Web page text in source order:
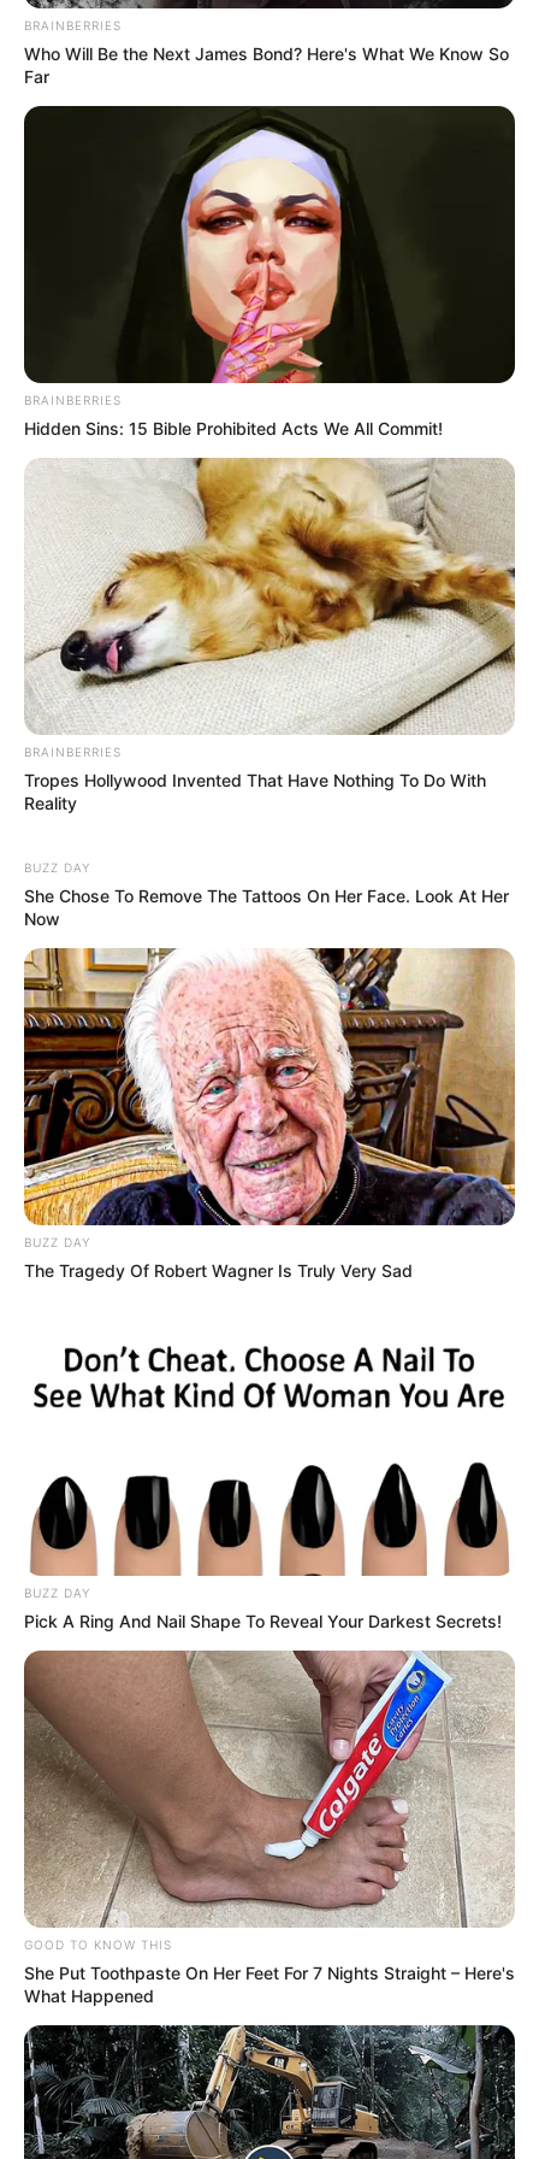
O texto foi aprovado no Senado em dezembro de 2025, com
relatório favorável do senador Flávio Arns (PSB-PR).
Durante a votação, Arns destacou:
“A medida não cria novas despesas, pois os valores já estariam
previstos no Orçamento”.
Reconhecimento ao trabalho dos servidores
Para o relator, as restrições impostas durante a pandemia, embora
justificadas à época, produziram prejuízos duradouros aos
servidores públicos.
“Os servidores continuaram exercendo suas funções, muitas vezes
em condições difíceis, sem usufruir de direitos decorrentes do
tempo de serviço”, afirmou Arns.
Segundo ele, a nova lei:
“Restabelece o equilíbrio, reconhecendo o esforço e o trabalho
prestado, sem romper com a lógica da responsabilidade fiscal”.
-ad4
O texto final ampliou o alcance da norma ao substituir a expressão
“servidores públicos” por “quadro de pessoal”, garantindo o direito
✅ Empregados públicos regidos pela CLT;
✅ Servidores públicos efetivos.
Prever a autorização de pagamentos retroativos de
anuênio, triênio, quinquênio, sexta-parte, licença-prêmio e demais
mecanismos.
—Foto/Reprodução.
LEI COMPLEMENTAR Nº 226, DE 12 DE JANEIRO DE 2026
prever a autorização de pagamentos retroativos de anuênio,
triênio, quinquênio, sexta-parte, licença-prêmio e demais
mecanismos equivalentes ao quadro de pessoal de entes
federativos que decretaram estado de calamidade pública
BRAINBERRIES
Who Will Be the Next James Bond? Here's What We Know So
Far
BRAINBERRIES
Hidden Sins: 15 Bible Prohibited Acts We All Commit!
BRAINBERRIES
Tropes Hollywood Invented That Have Nothing To Do With
Reality
BUZZ DAY
She Chose To Remove The Tattoos On Her Face. Look At Her
Now
BUZZ DAY
The Tragedy Of Robert Wagner Is Truly Very Sad
BUZZ DAY
Pick A Ring And Nail Shape To Reveal Your Darkest Secrets!
GOOD TO KNOW THIS
She Put Toothpaste On Her Feet For 7 Nights Straight – Here's
What Happened